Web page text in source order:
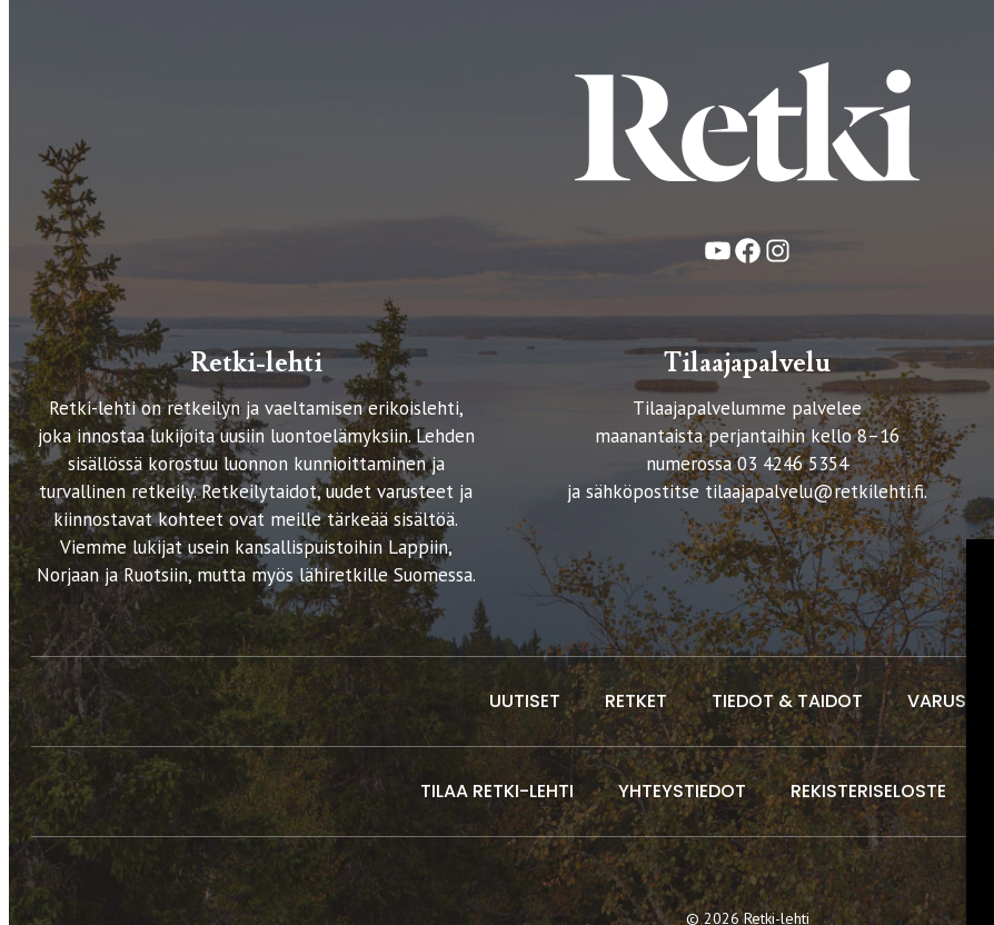
YouTube
FacebookInstagram
Retki-lehti
Retki-lehti on retkeilyn ja vaeltamisen erikoislehti,
joka innostaa lukijoita uusiin luontoelämyksiin. Lehden
sisällössä korostuu luonnon kunnioittaminen ja
turvallinen retkeily. Retkeilytaidot, uudet varusteet ja
kiinnostavat kohteet ovat meille tärkeää sisältöä.
Viemme lukijat usein kansallispuistoihin Lappiin,
Norjaan ja Ruotsiin, mutta myös lähiretkille Suomessa.
Tilaajapalvelu
Tilaajapalvelumme palvelee
maanantaista perjantaihin kello 8–16
numerossa 03 4246 5354
ja sähköpostitse tilaajapalvelu@retkilehti.fi.
UUTISET RETKET TIEDOT & TAIDOT VARUSTEET
TILAA RETKI-LEHTI YHTEYSTIEDOT REKISTERISELOSTE
© 2026 Retki-lehti